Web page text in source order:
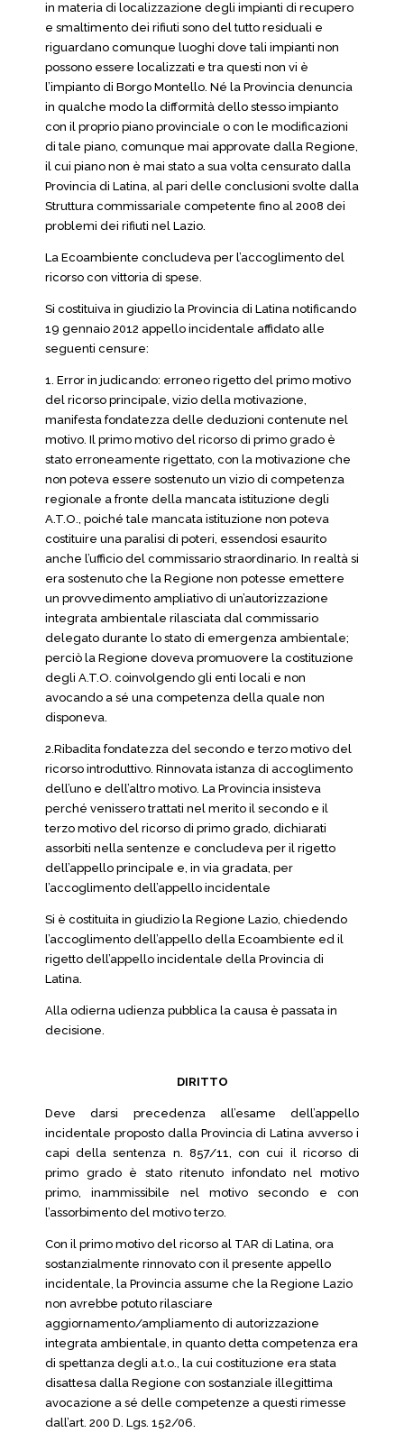
in materia di localizzazione degli impianti di recupero
e smaltimento dei rifiuti sono del tutto residuali e
riguardano comunque luoghi dove tali impianti non
possono essere localizzati e tra questi non vi è
l’impianto di Borgo Montello. Né la Provincia denuncia
in qualche modo la difformità dello stesso impianto
con il proprio piano provinciale o con le modificazioni
di tale piano, comunque mai approvate dalla Regione,
il cui piano non è mai stato a sua volta censurato dalla
Provincia di Latina, al pari delle conclusioni svolte dalla
Struttura commissariale competente fino al 2008 dei
problemi dei rifiuti nel Lazio.
La Ecoambiente concludeva per l’accoglimento del
ricorso con vittoria di spese.
Si costituiva in giudizio la Provincia di Latina notificando
19 gennaio 2012 appello incidentale affidato alle
seguenti censure:
1. Error in judicando: erroneo rigetto del primo motivo
del ricorso principale, vizio della motivazione,
manifesta fondatezza delle deduzioni contenute nel
motivo. Il primo motivo del ricorso di primo grado è
stato erroneamente rigettato, con la motivazione che
non poteva essere sostenuto un vizio di competenza
regionale a fronte della mancata istituzione degli
A.T.O., poiché tale mancata istituzione non poteva
costituire una paralisi di poteri, essendosi esaurito
anche l’ufficio del commissario straordinario. In realtà si
era sostenuto che la Regione non potesse emettere
un provvedimento ampliativo di un’autorizzazione
integrata ambientale rilasciata dal commissario
delegato durante lo stato di emergenza ambientale;
perciò la Regione doveva promuovere la costituzione
degli A.T.O. coinvolgendo gli enti locali e non
avocando a sé una competenza della quale non
disponeva.
2.Ribadita fondatezza del secondo e terzo motivo del
ricorso introduttivo. Rinnovata istanza di accoglimento
dell’uno e dell’altro motivo. La Provincia insisteva
perché venissero trattati nel merito il secondo e il
terzo motivo del ricorso di primo grado, dichiarati
assorbiti nella sentenze e concludeva per il rigetto
dell’appello principale e, in via gradata, per
l’accoglimento dell’appello incidentale
Si è costituita in giudizio la Regione Lazio, chiedendo
l’accoglimento dell’appello della Ecoambiente ed il
rigetto dell’appello incidentale della Provincia di
Latina.
Alla odierna udienza pubblica la causa è passata in
decisione.
DIRITTO
Deve darsi precedenza all’esame dell’appello
incidentale proposto dalla Provincia di Latina avverso i
capi della sentenza n. 857/11, con cui il ricorso di
primo grado è stato ritenuto infondato nel motivo
primo, inammissibile nel motivo secondo e con
l’assorbimento del motivo terzo.
Con il primo motivo del ricorso al TAR di Latina, ora
sostanzialmente rinnovato con il presente appello
incidentale, la Provincia assume che la Regione Lazio
non avrebbe potuto rilasciare
aggiornamento/ampliamento di autorizzazione
integrata ambientale, in quanto detta competenza era
di spettanza degli a.t.o., la cui costituzione era stata
disattesa dalla Regione con sostanziale illegittima
avocazione a sé delle competenze a questi rimesse
dall’art. 200 D. Lgs. 152/06.